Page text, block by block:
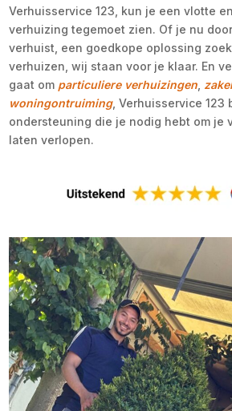
Verhuisservice 123, kun je een vlotte
verhuizing tegemoet zien. Of je nu
verhuist, een goedkope oplossing
verhuizen, wij staan voor je klaar. En
gaat om particuliere verhuizingen
woningontruiming, Verhuisservice 123
ondersteuning die je nodig hebt om je
laten verlopen.